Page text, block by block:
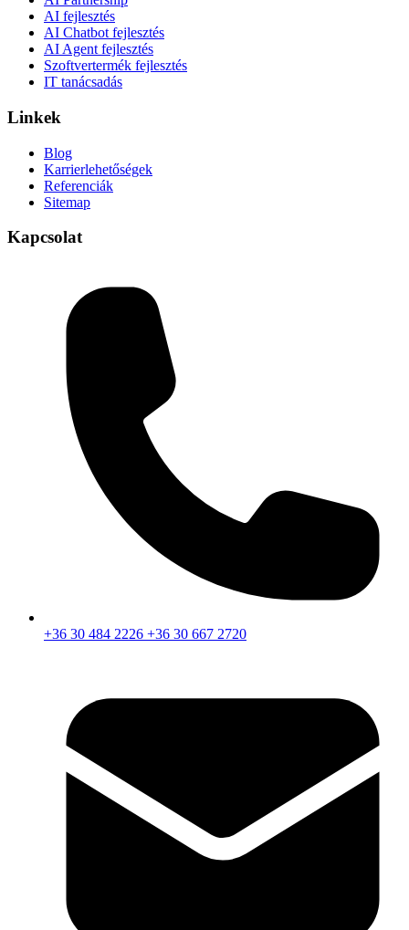
AI fejlesztés
AI Chatbot fejlesztés
AI Agent fejlesztés
Szoftvertermék fejlesztés
IT tanácsadás
Linkek
Blog
Karrierlehetőségek
Referenciák
Sitemap
Kapcsolat
+36 30 484 2226 +36 30 667 2720